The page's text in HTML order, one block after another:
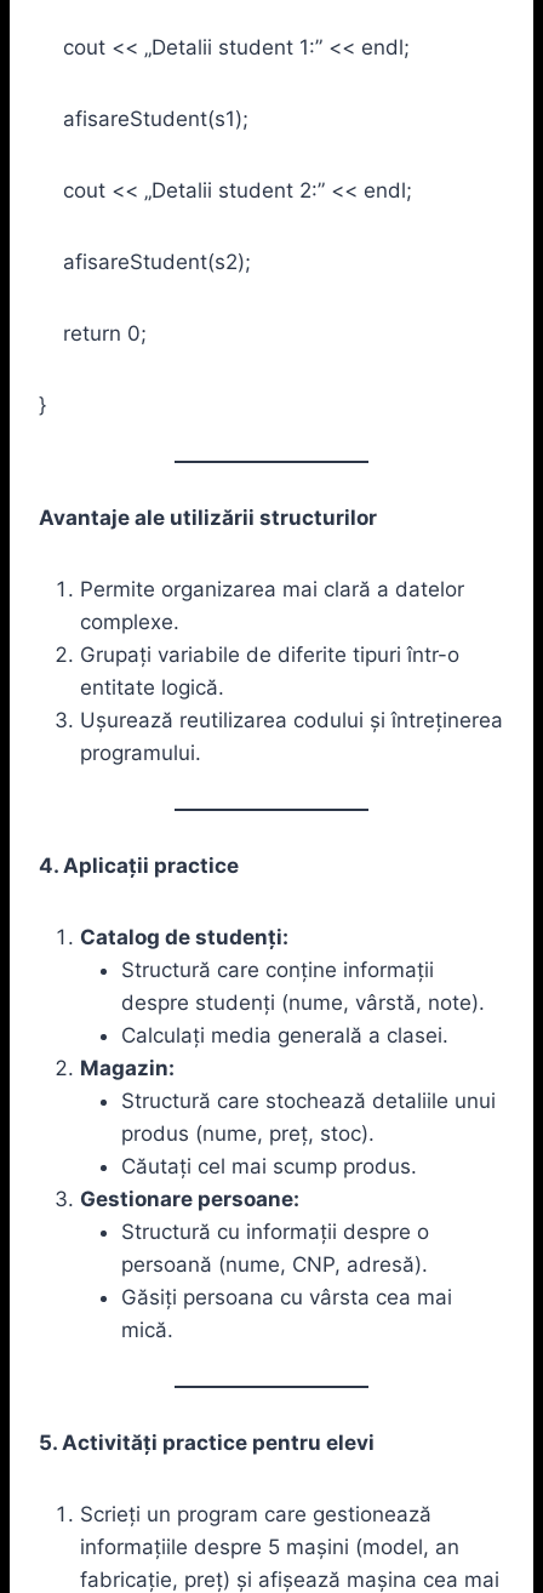
cout << „Detalii student 1:” << endl;
afisareStudent(s1);
cout << „Detalii student 2:” << endl;
afisareStudent(s2);
return 0;
}
Avantaje ale utilizării structurilor
Permite organizarea mai clară a datelor
complexe.
Grupați variabile de diferite tipuri într-o
entitate logică.
Ușurează reutilizarea codului și întreținerea
programului.
4. Aplicații practice
Catalog de studenți:
Structură care conține informații
despre studenți (nume, vârstă, note).
Calculați media generală a clasei.
Magazin:
Structură care stochează detaliile unui
produs (nume, preț, stoc).
Căutați cel mai scump produs.
Gestionare persoane:
Structură cu informații despre o
persoană (nume, CNP, adresă).
Găsiți persoana cu vârsta cea mai
mică.
5. Activități practice pentru elevi
Scrieți un program care gestionează
informațiile despre 5 mașini (model, an
fabricație, preț) și afișează mașina cea mai